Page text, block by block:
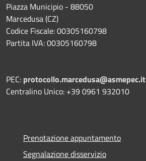
Piazza Municipio - 88050
Marcedusa (CZ)
Codice Fiscale: 00305160798
Partita IVA: 00305160798
PEC: protocollo.marcedusa@asmepec.it
Centralino Unico: +39 0961 932010
Prenotazione appuntamento
Segnalazione disservizio